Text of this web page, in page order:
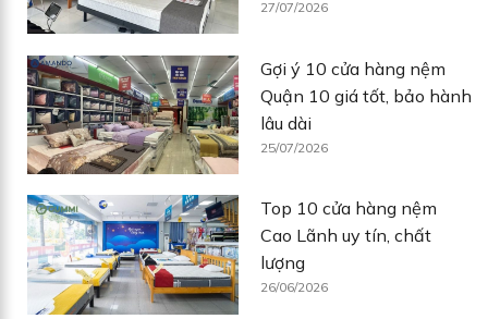
27/07/2026
Gợi ý 10 cửa hàng nệm
Quận 10 giá tốt, bảo hành
lâu dài
25/07/2026
Top 10 cửa hàng nệm
Cao Lãnh uy tín, chất
lượng
26/06/2026